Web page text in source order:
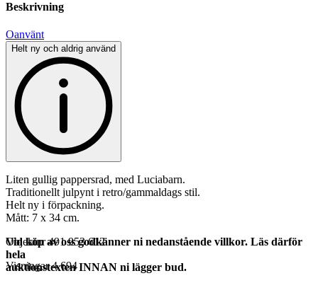
Beskrivning
Oanvänt
Helt ny och aldrig använd
Liten gullig pappersrad, med Luciabarn.
Traditionellt julpynt i retro/gammaldags stil.
Helt ny i förpackning.
Mått: 7 x 34 cm.
Vid köp av oss godkänner ni nedanstående villkor. Läs därför
hela
auktionstexten INNAN ni lägger bud.
Objektnr 491 953 612
Visningar 4 694